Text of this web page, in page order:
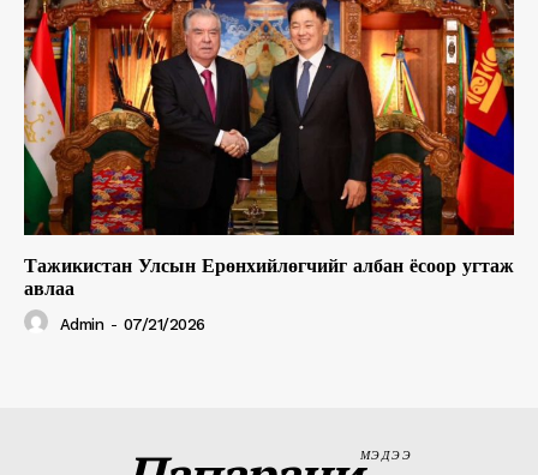
Тажикистан Улсын Ерөнхийлөгчийг албан ёсоор угтаж
авлаа
Admin - 07/21/2026
МЭДЭЭ